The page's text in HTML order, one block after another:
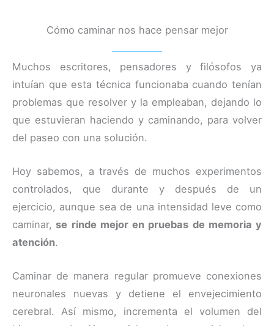
Cómo caminar nos hace pensar mejor
Muchos escritores, pensadores y filósofos ya
intuían que esta técnica funcionaba cuando tenían
problemas que resolver y la empleaban, dejando lo
que estuvieran haciendo y caminando, para volver
del paseo con una solución.
Hoy sabemos, a través de muchos experimentos
controlados, que durante y después de un
ejercicio, aunque sea de una intensidad leve como
caminar, se rinde mejor en pruebas de memoria y
atención.
Caminar de manera regular promueve conexiones
neuronales nuevas y detiene el envejecimiento
cerebral. Así mismo, incrementa el volumen del